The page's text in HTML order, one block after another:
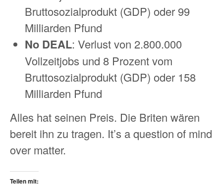
Bruttosozialprodukt (GDP) oder 99
Milliarden Pfund
No DEAL: Verlust von 2.800.000
Vollzeitjobs und 8 Prozent vom
Bruttosozialprodukt (GDP) oder 158
Milliarden Pfund
Alles hat seinen Preis. Die Briten wären
bereit ihn zu tragen. It’s a question of mind
over matter.
Teilen mit: